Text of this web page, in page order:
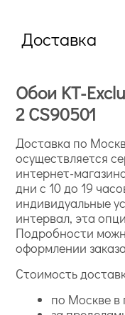
Classique и Monte
Tales for Kids с
Доставка
Обои KT-
2 CS90501
Доставка по
осуществляется
интернет-
дни с 10 до 19
индивидуальные
интервал, эта
Подробности
оформлении
Стоимость
по Москве в